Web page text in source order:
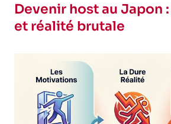
Devenir host au Japon
et réalité brutale